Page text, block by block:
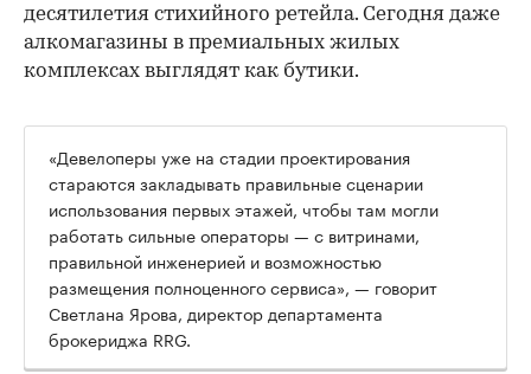
десятилетия стихийного ретейла. Сегодня даже
алкомагазины в премиальных жилых
комплексах выглядят как бутики.
00:00
«Девелоперы уже на стадии проектирования
стараются закладывать правильные сценарии
использования первых этажей, чтобы там могли
работать сильные операторы — с витринами,
правильной инженерией и возможностью
размещения полноценного сервиса», — говорит
Светлана Ярова, директор департамента
брокериджа RRG.